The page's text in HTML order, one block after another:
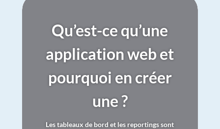
Qu’est-ce qu’une
application web et
pourquoi en créer
une ?
Les tableaux de bord et les reportings sont